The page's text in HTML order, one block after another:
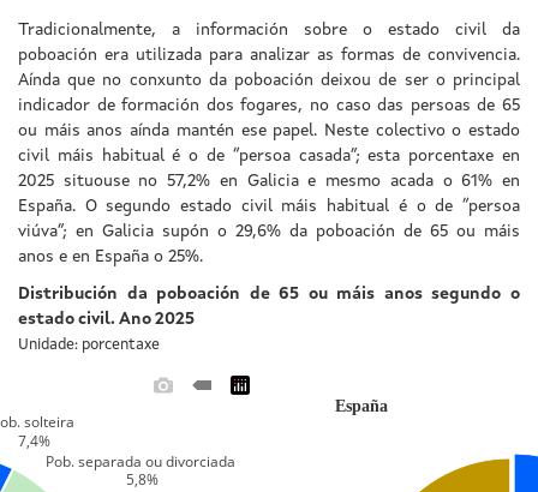
Tradicionalmente, a información sobre o estado civil da
poboación era utilizada para analizar as formas de convivencia.
Aínda que no conxunto da poboación deixou de ser o principal
indicador de formación dos fogares, no caso das persoas de 65
ou máis anos aínda mantén ese papel. Neste colectivo o estado
civil máis habitual é o de “persoa casada”; esta porcentaxe en
2025 situouse no 57,2% en Galicia e mesmo acada o 61% en
España. O segundo estado civil máis habitual é o de “persoa
viúva”; en Galicia supón o 29,6% da poboación de 65 ou máis
anos e en España o 25%.
Distribución da poboación de 65 ou máis anos segundo o
estado civil. Ano 2025
Unidade: porcentaxe
solteira
7,4%
Pob. separada ou divorciada
5,8%
España